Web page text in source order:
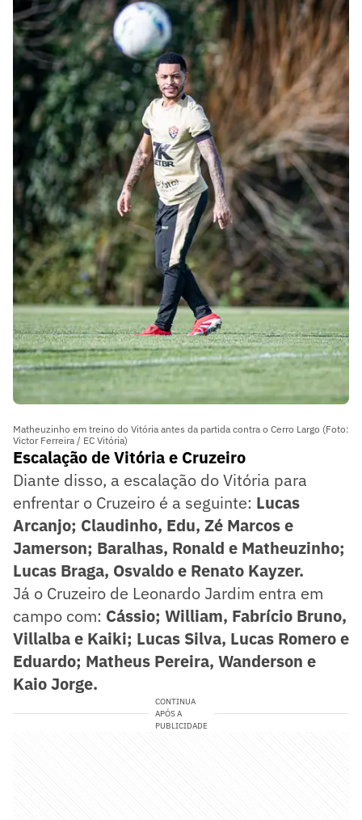
Matheuzinho em treino do Vitória antes da partida contra o Cerro Largo (Foto:
Victor Ferreira / EC Vitória)
Escalação de Vitória e Cruzeiro
Diante disso, a escalação do Vitória para
enfrentar o Cruzeiro é a seguinte: Lucas
Arcanjo; Claudinho, Edu, Zé Marcos e
Jamerson; Baralhas, Ronald e Matheuzinho;
Lucas Braga, Osvaldo e Renato Kayzer.
Já o Cruzeiro de Leonardo Jardim entra em
campo com: Cássio; William, Fabrício Bruno,
Villalba e Kaiki; Lucas Silva, Lucas Romero e
Eduardo; Matheus Pereira, Wanderson e
Kaio Jorge.
CONTINUA
APÓS A
PUBLICIDADE